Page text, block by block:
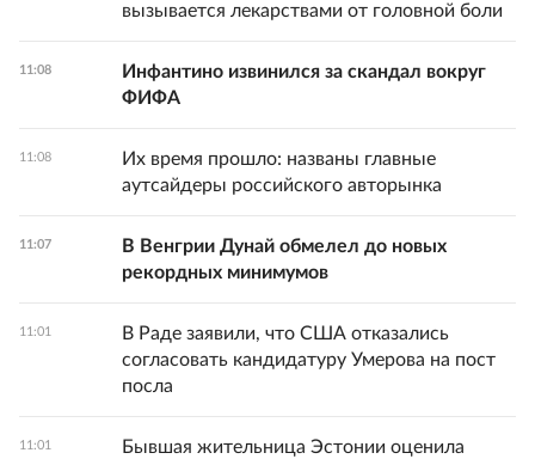
вызывается лекарствами от головной боли
11:08
Инфантино извинился за скандал вокруг
ФИФА
11:08
Их время прошло: названы главные
аутсайдеры российского авторынка
11:07
В Венгрии Дунай обмелел до новых
рекордных минимумов
11:01
В Раде заявили, что США отказались
согласовать кандидатуру Умерова на пост
посла
11:01
Бывшая жительница Эстонии оценила